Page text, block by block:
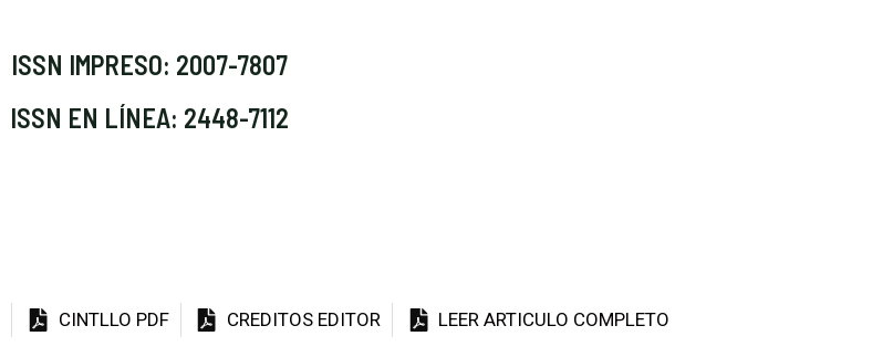
ISSN IMPRESO: 2007-7807
ISSN EN LÍNEA: 2448-7112
CINTLLO PDF CREDITOS EDITOR LEER ARTICULO COMPLETO